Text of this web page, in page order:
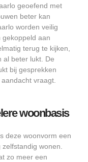
geoefend met
beter kan
worden veilig
aan
terug te kijken,
al beter lukt. De
bij gesprekken
vraagt.
woonbasis
deze woonvorm een
wonen.
zo meer een